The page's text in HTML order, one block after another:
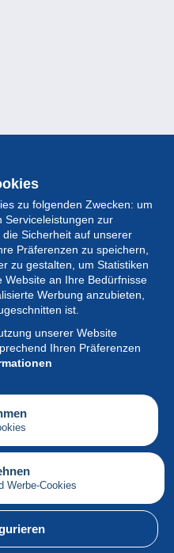
zu folgenden Zwecken: um
Serviceleistungen zur
Sicherheit auf unserer
Präferenzen zu speichern,
zu gestalten, um Statistiken
an Ihre Bedürfnisse
Werbung anzubieten,
ist.
unserer Website
Ihren Präferenzen
Werbe-Cookies
Deutsch